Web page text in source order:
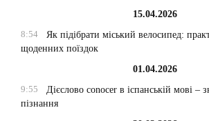
15.04.2026
8:54
Як підібрати міський велосипед:
щоденних поїздок
01.04.2026
9:55
Дієслово conocer в іспанській мові –
пізнання